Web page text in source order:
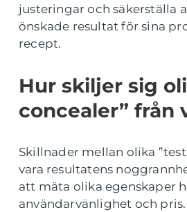
justeringar och säkerställa
önskade resultat för sina
recept.
Hur skiljer sig
concealer” från
Skillnader mellan olika
vara resultatens
att mäta olika egenskaper
användarvänlighet och